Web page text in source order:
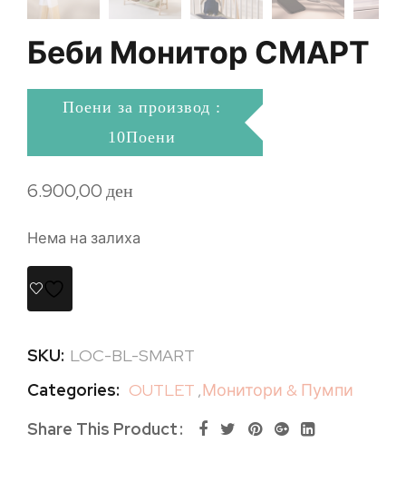
Беби Монитор СМАРТ
Поени за производ :
10Поени
6.900,00ден
Нема на залиха
SKU: LOC-BL-SMART
Categories: OUTLET ,Монитори & Пумпи
Share This Product